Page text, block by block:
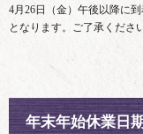
4月26日（金）午後以降に
となります。ご了承ください
年末年始休業日